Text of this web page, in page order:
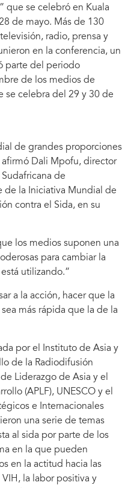
que se celebró en Kuala
de mayo. Más de 130
radio, prensa y
en la conferencia, un
parte del periodo
de los medios de
se celebra del 29 y 30 de
de grandes proporciones
Dali Mpofu, director
de
de la Iniciativa Mundial de
contra el Sida, en su
los medios suponen una
para cambiar la
utilizando.”
a la acción, hacer que la
más rápida que la de la
por el Instituto de Asia y
de la Radiodifusión
Liderazgo de Asia y el
(APLF), UNESCO y el
e Internacionales
una serie de temas
al sida por parte de los
en la que pueden
en la actitud hacia las
la labor positiva y